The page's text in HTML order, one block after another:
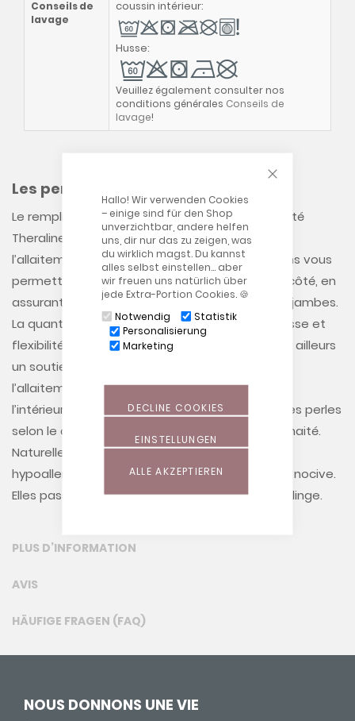
Hallo! Wir verwenden Cookies
– einige sind für den Shop
unverzichtbar, andere helfen
uns, dir nur das zu zeigen, was
du wirklich magst. Du kannst
alles selbst einstellen… aber
wir freuen uns natürlich über
jede Extra-Portion Cookies. 🍪
Notwendig
Statistik
Personalisierung
Marketing
ALLE AKZEPTIEREN
EINSTELLUNGEN
DECLINE COOKIES
Conseils de
lavage
coussin intérieur:
Husse:
Veuillez également consulter nos
conditions générales Conseils de
lavage!
Les perles de la gamme Theraline
Le remplissage unique des coussins de maternité
Theraline assure une relaxation totale lors de
l’allaitement. Pendant la grossesse, nos coussins vous
permettent de dormir confortablement sur le côté, en
assurant la stabilité du ventre, des bras et des jambes.
La quantité optimale de perles garantit souplesse et
flexibilité des coussins. Ces derniers offrent par ailleurs
un soutien agréable pendant le sommeil et
l’allaitement. Une ouverture autobloquante de
l’intérieur vous permet d’ajouter ou de retirer des perles
selon le degré de stabilité et de souplesse souhaité.
Naturellement, les perles Theraline sont
hypoallergéniques, inodores et sans substance nocive.
Elles passent à la machine à laver et au sèche-linge.
PLUS D’INFORMATION
AVIS
HÄUFIGE FRAGEN (FAQ)
NOUS DONNONS UNE VIE